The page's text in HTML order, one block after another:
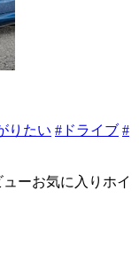
りたい #ドライブ #
ーお気に入りホイ